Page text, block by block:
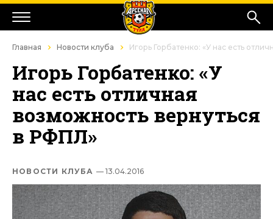
Главная Новости клуба Игорь Горбатенко: «У нас есть
Игорь Горбатенко: «У
нас есть отличная
возможность вернуться
в РФПЛ»
НОВОСТИ КЛУБА — 13.04.2016